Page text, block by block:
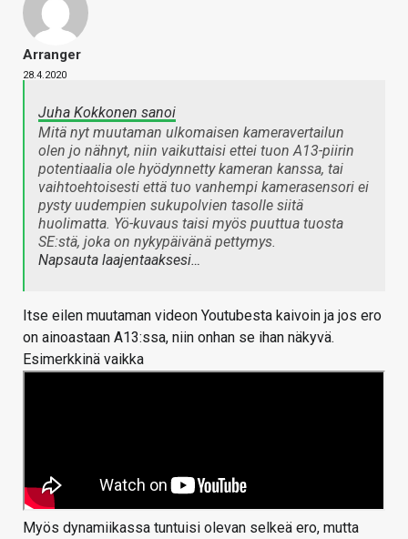
Arranger
28.4.2020
Juha Kokkonen sanoi
Mitä nyt muutaman ulkomaisen kameravertailun
olen jo nähnyt, niin vaikuttaisi ettei tuon A13-piirin
potentiaalia ole hyödynnetty kameran kanssa, tai
vaihtoehtoisesti että tuo vanhempi kamerasensori ei
pysty uudempien sukupolvien tasolle siitä
huolimatta. Yö-kuvaus taisi myös puuttua tuosta
SE:stä, joka on nykypäivänä pettymys.
Napsauta laajentaaksesi…
Itse eilen muutaman videon Youtubesta kaivoin ja jos ero
on ainoastaan A13:ssa, niin onhan se ihan näkyvä.
Esimerkkinä vaikka
Myös dynamiikassa tuntuisi olevan selkeä ero, mutta